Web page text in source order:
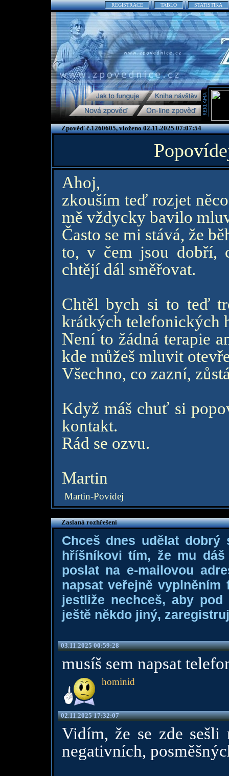
REGISTRACE TABLO STATISTIKA
Zpověď č.1260605, vloženo 02.11.2025 07:07:54
Ahoj,
zkouším teď rozjet
mě vždycky bavilo
Často se mi stává, že
to, v čem jsou dobří,
chtějí dál směřovat.
Chtěl bych si to teď
krátkých telefonických
Není to žádná terapie
kde můžeš mluvit
Všechno, co zazní,
Když máš chuť si
kontakt.
Rád se ozvu.
Martin
Martin-Povídej
Zaslaná rozhřešení
Chceš dnes udělat dobrý
hříšníkovi tím, že mu
poslat na e-mailovou
napsat veřejně
jestliže nechceš, aby
ještě někdo jiný,
03.11.2025 00:59:28
musíš sem napsat
hominid
02.11.2025 17:32:07
Vidím, že se zde sešli
negativních,